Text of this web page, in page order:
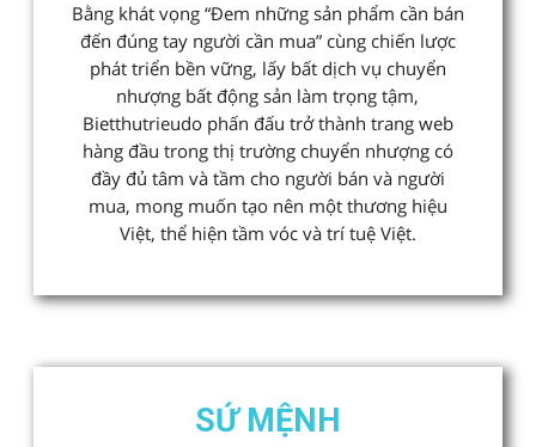
Bằng khát vọng “Đem những sản phẩm cần bán
đến đúng tay người cần mua” cùng chiến lược
phát triển bền vững, lấy bất dịch vụ chuyển
nhượng bất động sản làm trọng tậm,
Bietthutrieudo phấn đấu trở thành trang web
hàng đầu trong thị trường chuyển nhượng có
đầy đủ tâm và tầm cho người bán và người
mua, mong muốn tạo nên một thương hiệu
Việt, thể hiện tầm vóc và trí tuệ Việt.
SỨ MỆNH